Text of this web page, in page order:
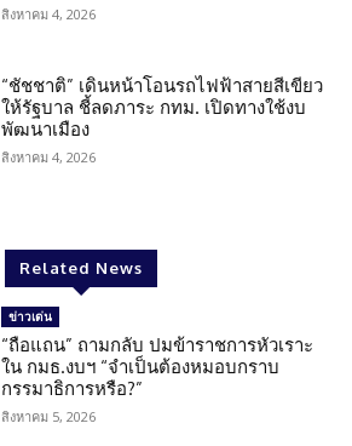
สิงหาคม 4, 2026
“ชัชชาติ” เดินหน้าโอนรถไฟฟ้าสายสีเขียว
ให้รัฐบาล ชี้ลดภาระ กทม. เปิดทางใช้งบ
พัฒนาเมือง
สิงหาคม 4, 2026
Related News
ข่าวเด่น
“ถือแถน” ถามกลับ ปมข้าราชการหัวเราะ
ใน กมธ.งบฯ “จำเป็นต้องหมอบกราบ
กรรมาธิการหรือ?”
สิงหาคม 5, 2026